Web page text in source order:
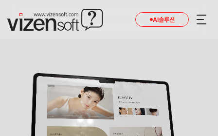
AI솔루션